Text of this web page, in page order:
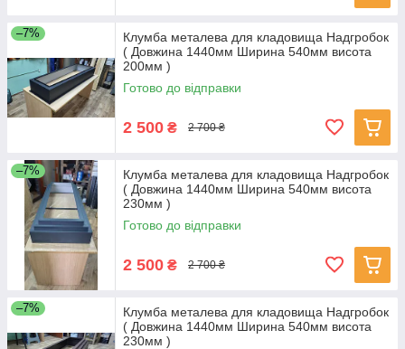
–7%
Клумба металева для кладовища Надгробок
( Довжина 1440мм Ширина 540мм висота
200мм )
Готово до відправки
2 500 ₴ 2 700 ₴
–7%
Клумба металева для кладовища Надгробок
( Довжина 1440мм Ширина 540мм висота
230мм )
Готово до відправки
2 500 ₴ 2 700 ₴
–7%
Клумба металева для кладовища Надгробок
( Довжина 1440мм Ширина 540мм висота
230мм )